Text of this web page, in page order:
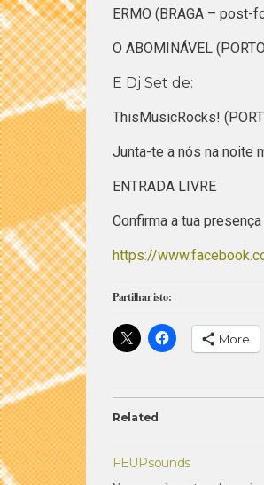
ERMO (BRAGA – post-
O ABOMINÁVEL
E Dj Set de:
ThisMusicRocks!
Junta-te a nós na noite
ENTRADA LIVRE
Confirma a tua
https://
Partilhar isto:
More
Related
FEUPsounds